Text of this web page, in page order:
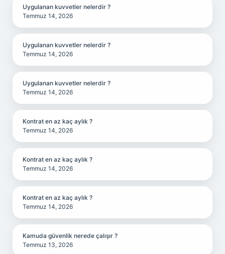
Uygulanan kuvvetler nelerdir ?
Temmuz 14, 2026
Uygulanan kuvvetler nelerdir ?
Temmuz 14, 2026
Uygulanan kuvvetler nelerdir ?
Temmuz 14, 2026
Kontrat en az kaç aylık ?
Temmuz 14, 2026
Kontrat en az kaç aylık ?
Temmuz 14, 2026
Kontrat en az kaç aylık ?
Temmuz 14, 2026
Kamuda güvenlik nerede çalışır ?
Temmuz 13, 2026